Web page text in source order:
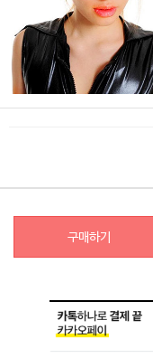
구매하기